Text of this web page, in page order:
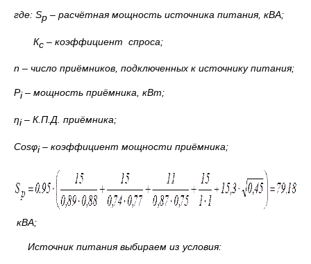
где: Sp – расчётная мощность источника питания, кВА;
Кс – коэффициент спроса;
n – число приёмников, подключенных к источнику питания;
Pi– мощность приёмника, кВт;
ηi– К.П.Д. приёмника;
Cosφi– коэффициент мощности приёмника;
кВА;
Источник питания выбираем из условия: